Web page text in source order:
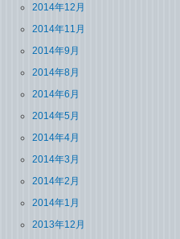
2014年12月
2014年11月
2014年9月
2014年8月
2014年6月
2014年5月
2014年4月
2014年3月
2014年2月
2014年1月
2013年12月